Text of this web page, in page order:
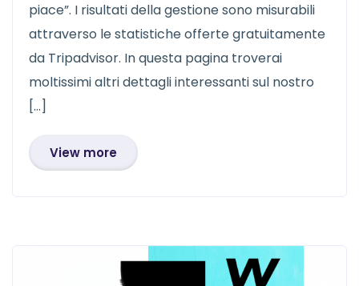
piace”. I risultati della gestione sono misurabili
attraverso le statistiche offerte gratuitamente
da Tripadvisor. In questa pagina troverai
moltissimi altri dettagli interessanti sul nostro
[…]
View more